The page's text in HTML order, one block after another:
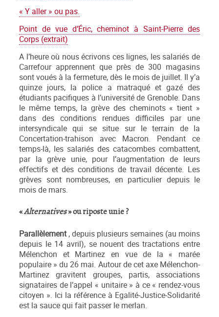
« Y aller » ou pas.
Point de vue d’Éric, cheminot à Saint-Pierre des
Corps (extrait)
A l’heure où nous écrivons ces lignes, les salariés de
Carrefour apprennent que près de 300 magasins
sont voués à la fermeture, dès le mois de juillet. Il y’a
quinze jours, la police a matraqué et gazé des
étudiants pacifiques à l’université de Grenoble. Dans
le même temps, la grève des cheminots « tient »
dans des conditions rendues difficiles par une
intersyndicale qui se situe sur le terrain de la
Concertation-trahison avec Macron. Pendant ce
temps-là, les salariés des catacombes combattent,
par la grève unie, pour l’augmentation de leurs
effectifs et des conditions de travail décente. Les
grèves sont nombreuses, en particulier depuis le
mois de mars.
«Alternatives» ou riposte unie ?
Parallèlement, depuis plusieurs semaines (au moins
depuis le 14 avril), se nouent des tractations entre
Mélenchon et Martinez en vue de la « marée
populaire » du 26 mai. Autour de cet axe Mélenchon-
Martinez gravitent groupes, partis, associations
signataires de l’appel « unitaire » à ce « rendez-vous
citoyen ». Ici la référence à Egalité-Justice-Solidarité
est la sauce qui fait passer le merlan.